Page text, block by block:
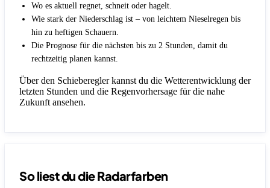
Wo es aktuell regnet, schneit oder hagelt.
Wie stark der Niederschlag ist – von leichtem Nieselregen bis
hin zu heftigen Schauern.
Die Prognose für die nächsten bis zu 2 Stunden, damit du
rechtzeitig planen kannst.
Über den Schieberegler kannst du die Wetterentwicklung der
letzten Stunden und die Regenvorhersage für die nahe
Zukunft ansehen.
So liest du die Radarfarben